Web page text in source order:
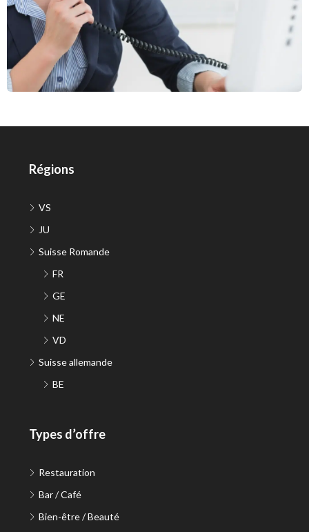
Régions
VS
JU
Suisse Romande
FR
GE
NE
VD
Suisse allemande
BE
Types d’offre
Restauration
Bar / Café
Bien-être / Beauté